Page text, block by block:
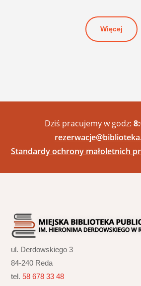
Więcej
Dziś pracujemy w godz:
Standardy ochrony małoletnich
ul. Derdowskiego 3
84-240 Reda
tel.58 678 33 48